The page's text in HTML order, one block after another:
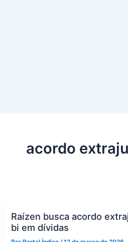
acordo
Raízen busca acordo
bi em dívidas